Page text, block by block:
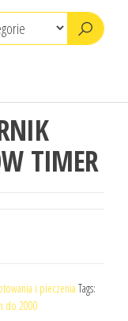
TIMER
i pieczenia Tags:
do 2000